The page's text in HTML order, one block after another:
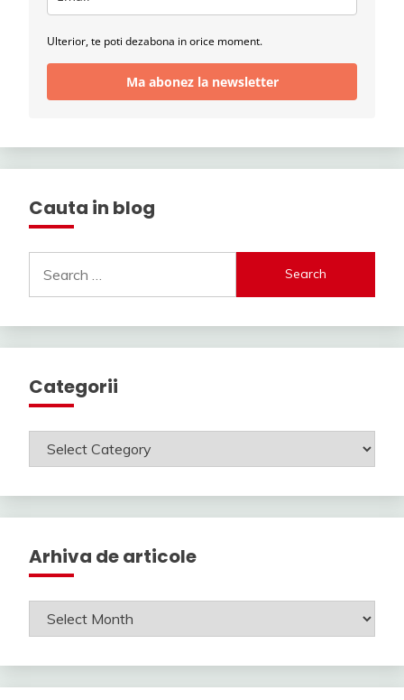
Ulterior, te poti dezabona in orice moment.
Ma abonez la newsletter
Cauta in blog
for:
Categorii
Categorii
Arhiva de articole
Arhiva